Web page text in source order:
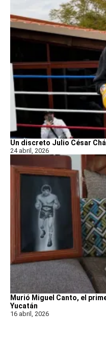
Un discreto Julio César
24 abril, 2026
Murió Miguel Canto, el
Yucatán
16 abril, 2026